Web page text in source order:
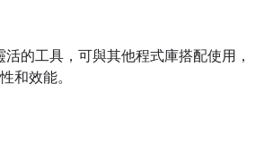
的工具，可與其他程式庫搭配使用，
和效能。